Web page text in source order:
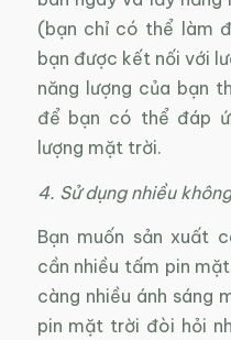
(bạn chỉ có thể làm
bạn được kết nối với
năng lượng của bạn
để bạn có thể đáp
lượng mặt trời.
4. Sử dụng nhiều
Bạn muốn sản xuất
cần nhiều tấm pin
càng nhiều ánh sáng
pin mặt trời đòi hỏi